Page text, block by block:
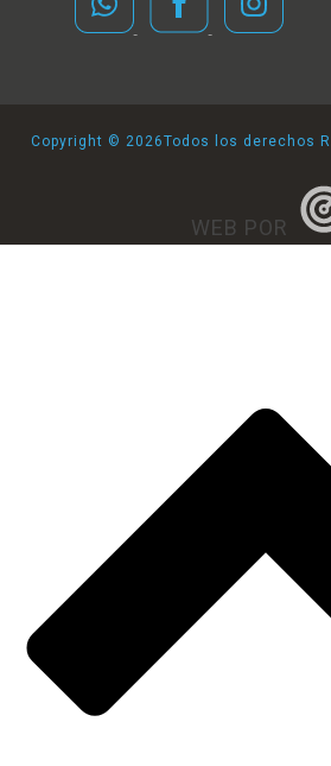
Copyright © 2026Todos los derechos
WEB POR